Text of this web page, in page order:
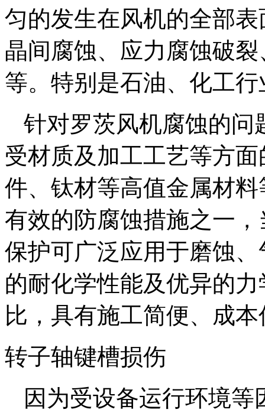
匀的发生在风机的全部
晶间腐蚀、应力腐蚀破
等。特别是石油、化工
针对罗茨风机腐蚀的问
受材质及加工工艺等方
件、钛材等高值金属材
有效的防腐蚀措施之一
保护可广泛应用于磨蚀
的耐化学性能及优异的
比，具有施工简便、成
转子轴键槽损伤
因为受设备运行环境